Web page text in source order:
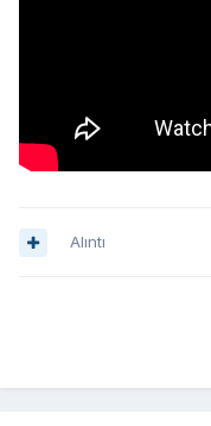
Alıntı